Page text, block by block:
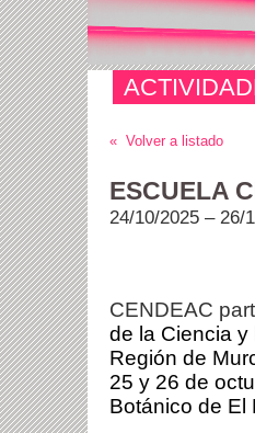
« Volver a listado
ESCUELA
24/10/2025 – 26/
CENDEAC
de la Ciencia y
Región de
25 y 26 de
Botánico de El